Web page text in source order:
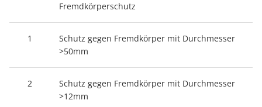
Fremdkörperschutz
1
Schutz gegen Fremdkörper mit Durchmesser
>50mm
2
Schutz gegen Fremdkörper mit Durchmesser
>12mm